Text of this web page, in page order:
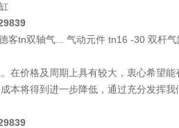
客tn双轴气... 气动元件 tn16 -30 双杆
在价格及周期上具有较大，衷心希望能
本将得到进一步降低，通过充分发挥我